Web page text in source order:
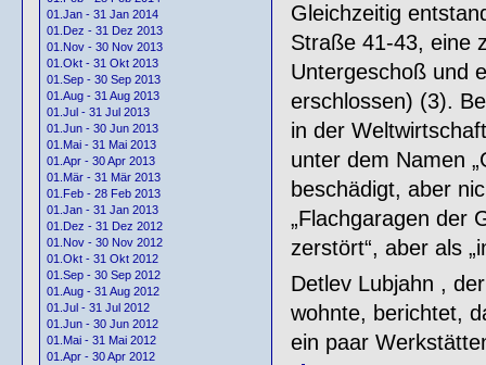
01.Jan - 31 Jan 2014
01.Dez - 31 Dez 2013
01.Nov - 30 Nov 2013
01.Okt - 31 Okt 2013
01.Sep - 30 Sep 2013
01.Aug - 31 Aug 2013
01.Jul - 31 Jul 2013
01.Jun - 30 Jun 2013
01.Mai - 31 Mai 2013
01.Apr - 30 Apr 2013
01.Mär - 31 Mär 2013
01.Feb - 28 Feb 2013
01.Jan - 31 Jan 2013
01.Dez - 31 Dez 2012
01.Nov - 30 Nov 2012
01.Okt - 31 Okt 2012
01.Sep - 30 Sep 2012
01.Aug - 31 Aug 2012
01.Jul - 31 Jul 2012
01.Jun - 30 Jun 2012
01.Mai - 31 Mai 2012
01.Apr - 30 Apr 2012
Gleichzeitig
Straße 41-43, eine
Untergeschoß und
erschlossen) (3).
in der
unter dem Namen
beschädigt, aber
„Flachgaragen der
zerstört“, aber als
Detlev Lubjahn ,
wohnte, berichtet,
ein paar